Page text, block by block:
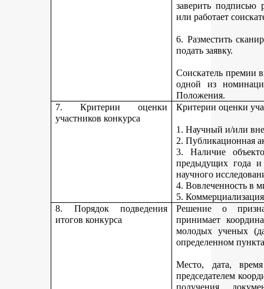
заверить подписью
или работает
6. Разместить
подать заявку.
Соискатель премии
одной из
Положения.
7. Критерии оценки
участников конкурса
Критерии оценки
1. Научный и/или
2. Публикационная
3. Наличие
предыдущих года
научного
4. Вовлеченность в
5.
8. Порядок подведения
итогов конкурса
Решение о
принимает
молодых ученых
определенном
Место, дата, время
председателем
получения